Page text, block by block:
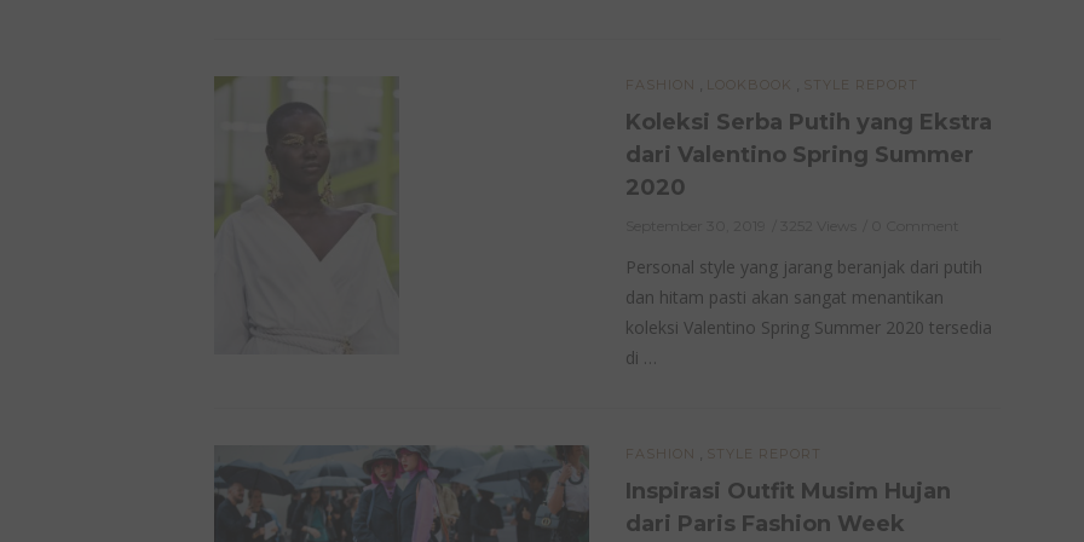
FASHION LOOKBOOK STYLE REPORT
Koleksi Serba Putih yang Ekstra
dari Valentino Spring Summer
2020
Personal style yang jarang beranjak dari putih
dan hitam pasti akan sangat menantikan
koleksi Valentino Spring Summer 2020 tersedia
di …
FASHION STYLE REPORT
Inspirasi Outfit Musim Hujan
dari Paris Fashion Week